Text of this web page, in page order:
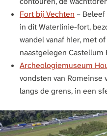
Fort bij Vechten –
in dit Waterlinie-fort,
wandel vanaf hier, met
naastgelegen Castellum
Archeologiemuseum
vondsten van Romeinse
langs de grens, in een